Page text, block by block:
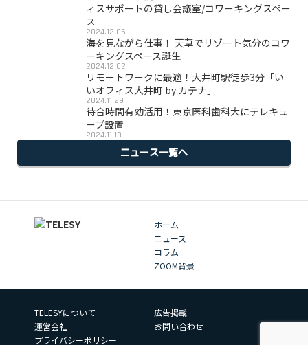
ィスサポートの貸し会議室/コワーキングスペー
ス
2024.12.05
海を見ながら仕事！ 天草でリゾート気分のコワ
ーキングスペース誕生
2024.12.02
リモートワークに最適！大井町駅徒歩3分「い
いオフィス大井町 by カテナ」
2024.11.29
待合時間有効活用！東京医科歯科大にテレキュ
ーブ設置
2024.11.18
ニュース一覧へ
ホーム
ニュース
コラム
ZOOM背景
TELESYについて
広告掲載
運営会社
お問い合わせ
プライバシーポリシー